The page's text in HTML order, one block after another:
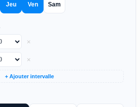
Jeu Ven Sam
×
×
+ Ajouter intervalle